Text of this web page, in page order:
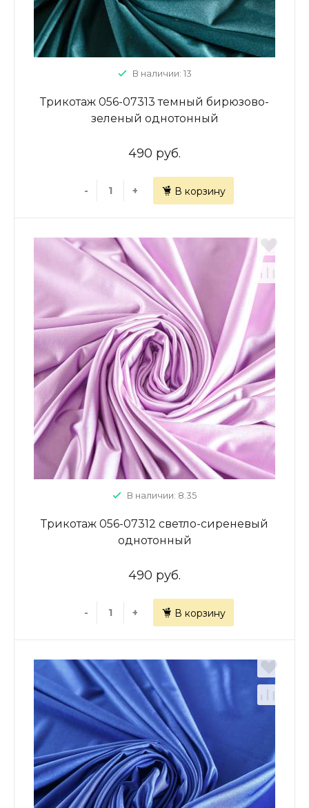
В наличии: 13
Трикотаж 056-07313 темный бирюзово-
зеленый однотонный
490 руб.
- + В корзину
В наличии: 8.35
Трикотаж 056-07312 светло-сиреневый
однотонный
490 руб.
- + В корзину